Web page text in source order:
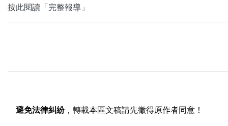
按此閱讀「完整報導」
避免法律糾紛，轉載本區文稿請先徵得原作者同意！